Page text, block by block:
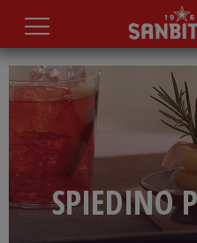
contenuto
principale
SPIEDINO